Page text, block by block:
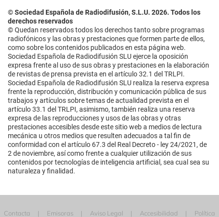
© Sociedad Española de Radiodifusión, S.L.U. 2026. Todos los
derechos reservados
© Quedan reservados todos los derechos tanto sobre programas
radiofónicos y las obras y prestaciones que formen parte de ellos,
como sobre los contenidos publicados en esta página web.
Sociedad Española de Radiodifusión SLU ejerce la oposición
expresa frente al uso de sus obras y prestaciones en la elaboración
de revistas de prensa prevista en el artículo 32.1 del TRLPI.
Sociedad Española de Radiodifusión SLU realiza la reserva expresa
frente la reproducción, distribución y comunicación pública de sus
trabajos y artículos sobre temas de actualidad prevista en el
artículo 33.1 del TRLPI, asimismo, también realiza una reserva
expresa de las reproducciones y usos de las obras y otras
prestaciones accesibles desde este sitio web a medios de lectura
mecánica u otros medios que resulten adecuados a tal fin de
conformidad con el artículo 67.3 del Real Decreto - ley 24/2021, de
2 de noviembre, así como frente a cualquier utilización de sus
contenidos por tecnologías de inteligencia artificial, sea cual sea su
naturaleza y finalidad.
Contacta Emisoras Aviso Legal Accesibilidad Política